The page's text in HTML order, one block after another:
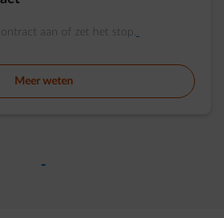
aan of zet het stop.
Meer weten